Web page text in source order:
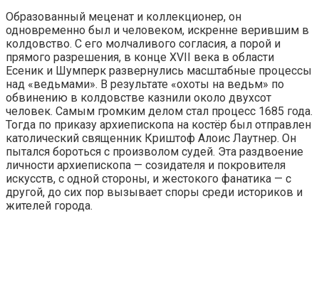
Образованный меценат и коллекционер, он
одновременно был и человеком, искренне верившим в
колдовство. С его молчаливого согласия, а порой и
прямого разрешения, в конце XVII века в области
Есеник и Шумперк развернулись масштабные процессы
над «ведьмами». В результате «охоты на ведьм» по
обвинению в колдовстве казнили около двухсот
человек. Самым громким делом стал процесс 1685 года.
Тогда по приказу архиепископа на костёр был отправлен
католический священник Криштоф Алоис Лаутнер. Он
пытался бороться с произволом судей. Эта раздвоение
личности архиепископа — созидателя и покровителя
искусств, с одной стороны, и жестокого фанатика — с
другой, до сих пор вызывает споры среди историков и
жителей города.